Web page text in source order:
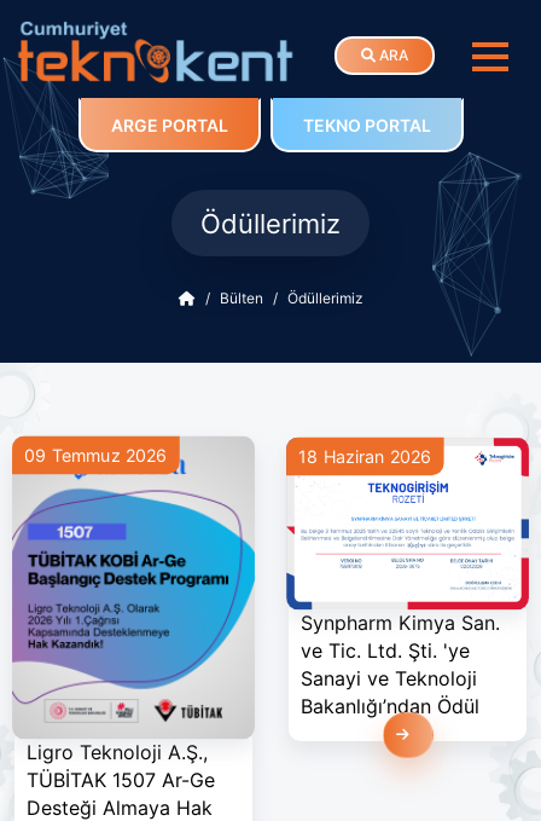
ARA
ARGE PORTAL TEKNO PORTAL
Ödüllerimiz
Bülten Ödüllerimiz
09 Temmuz 2026
Ligro Teknoloji A.Ş.,
TÜBİTAK 1507 Ar-Ge
Desteği Almaya Hak
18 Haziran 2026
Synpharm Kimya San.
ve Tic. Ltd. Şti. 'ye
Sanayi ve Teknoloji
Bakanlığı’ndan Ödül
Devamını Oku